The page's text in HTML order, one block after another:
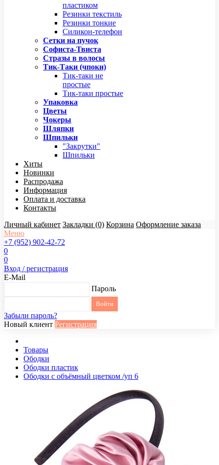
пластиком
Резинки текстиль
Резинки тонкие
Силикон-телефон
Сетки на пучок
Софиста-Твиста
Стразы в волосы
Тик-Таки (чпоки)
Тик-таки не
простые
Тик-таки простые
Упаковка
Цветы
Чокеры
Шляпки
Шпильки
"Закрутки"
Шпильки
Хиты
Новинки
Распродажа
Информация
Оплата и доставка
Контакты
Личный кабинет Закладки (0) Корзина Оформление заказа
Меню
+7 (952) 902-42-72
0
0
Вход / регистрация
E-Mail
Пароль
Забыли пароль?
Новый клиент Регистрация
Товары
Ободки
Ободки пластик
Ободки с объёмный цветком /уп 6